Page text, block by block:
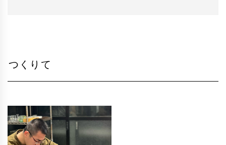
つくりて